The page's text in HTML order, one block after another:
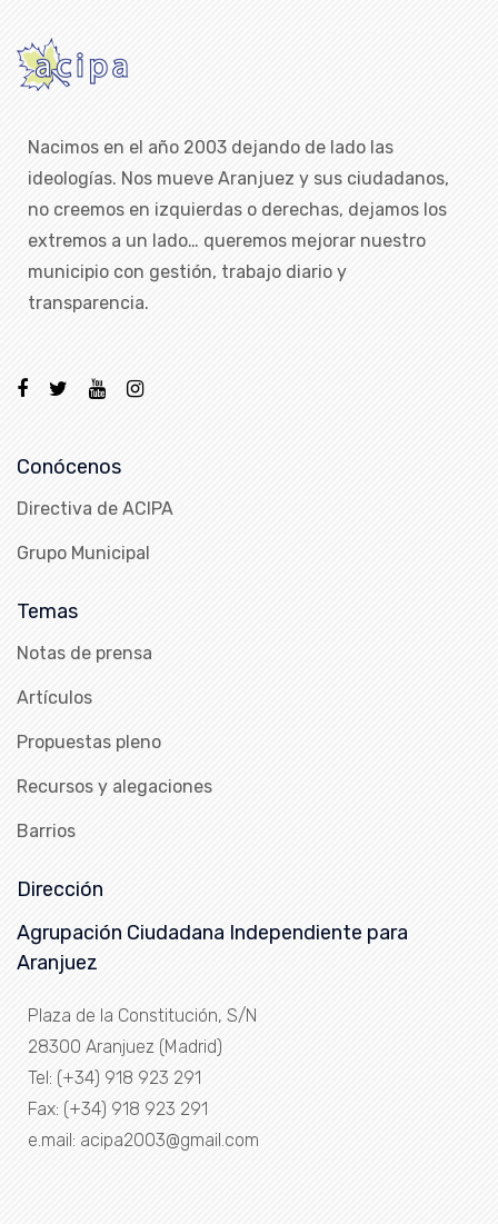
Nacimos en el año 2003 dejando de lado las
ideologías. Nos mueve Aranjuez y sus ciudadanos,
no creemos en izquierdas o derechas, dejamos los
extremos a un lado… queremos mejorar nuestro
municipio con gestión, trabajo diario y
transparencia.
Conócenos
Directiva de ACIPA
Grupo Municipal
Temas
Notas de prensa
Artículos
Propuestas pleno
Recursos y alegaciones
Barrios
Dirección
Agrupación Ciudadana Independiente para
Aranjuez
Plaza de la Constitución, S/N
28300 Aranjuez (Madrid)
Tel: (+34) 918 923 291
Fax: (+34) 918 923 291
e.mail: acipa2003@gmail.com